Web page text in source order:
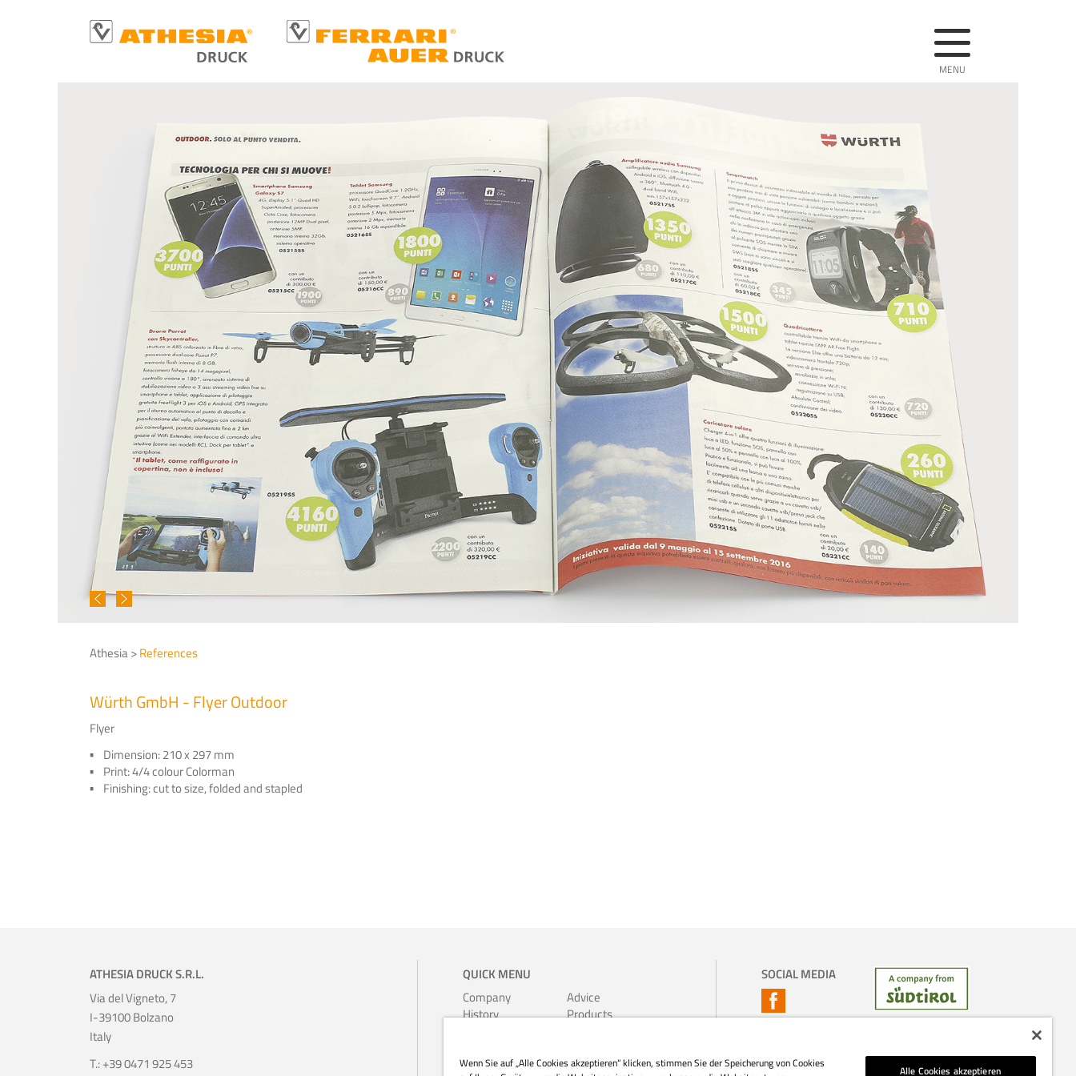
Athesia >References
Würth GmbH - Flyer Outdoor
Flyer
Dimension: 210 x 297 mm
Print: 4/4 colour Colorman
Finishing: cut to size, folded and stapled
ATHESIA DRUCK S.R.L.
Via del Vigneto, 7
I-39100 Bolzano
Italy
T.: +39 0471 925 453
QUICK MENU
Company
History
Auer
Advice
Products
Pre-
SOCIAL MEDIA
Wenn Sie auf „Alle Cookies akzeptieren“ klicken, stimmen Sie der Speicherung von Cookies
Alle Cookies akzeptieren